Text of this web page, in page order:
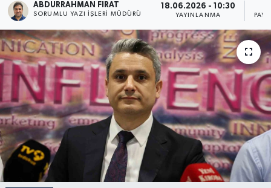
ABDURRAHMAN FIRAT
SORUMLU YAZI İŞLERI MÜDÜRÜ
18.06.2026 - 10:30
YAYINLANMA